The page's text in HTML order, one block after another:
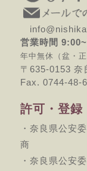
営業時間
年中無休（盆・
〒635-0153 奈
Fax. 0744-48-
許可・登録
・奈良県公安
商
・奈良県公安